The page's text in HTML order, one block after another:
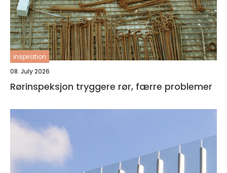
inspiration
08. July 2026
Rørinspeksjon tryggere rør, færre problemer